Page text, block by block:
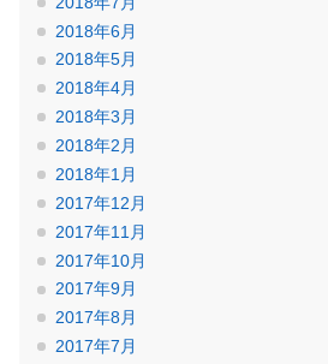
2018年6月
2018年5月
2018年4月
2018年3月
2018年2月
2018年1月
2017年12月
2017年11月
2017年10月
2017年9月
2017年8月
2017年7月